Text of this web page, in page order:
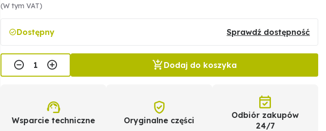
(W tym VAT)
Dostępny Sprawdź dostępność
Dodaj do koszyka
Wsparcie techniczne Oryginalne części
Odbiór zakupów
24/7